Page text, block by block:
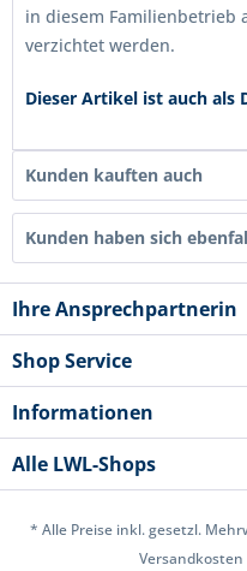
in diesem Familienbetrieb
verzichtet werden.
Dieser Artikel ist auch als
Kunden kauften auch
Kunden haben sich
Ihre Ansprechpartnerin
Shop Service
Informationen
Alle LWL-Shops
* Alle Preise inkl. gesetzl.